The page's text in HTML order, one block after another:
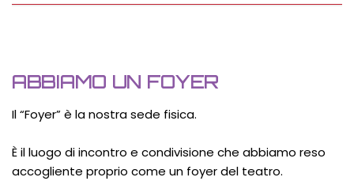
ABBIAMO UN FOYER
Il “Foyer” è la nostra sede fisica.
È il luogo di incontro e condivisione che abbiamo reso
accogliente proprio come un foyer del teatro.